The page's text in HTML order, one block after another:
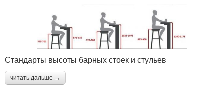
Стандарты высоты барных стоек и стульев
читать дальше →